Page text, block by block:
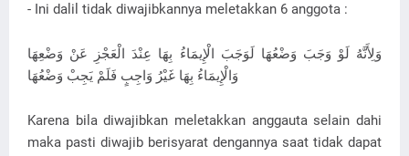
- Ini dalil tidak diwajibkannya meletakkan 6 anggota :
وَلِأَنَّهُ لَوْ وَجَبَ وَضْعُهَا لَوَجَبَ الْإِيمَاءُ بِهَا عِنْدَ الْعَجْزِ عَنْ وَضْعِهَا
Karena bila diwajibkan meletakkan anggauta selain dahi
maka pasti diwajib berisyarat dengannya saat tidak dapat